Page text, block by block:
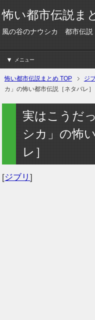
怖い都市伝説ま
風の谷のナウシカ 都市伝
メニュー
怖い都市伝説まとめ TOP ジ
カ」の怖い都市伝説［ネタバレ］
実はこうだ
シカ」の怖
レ］
[ジブリ]